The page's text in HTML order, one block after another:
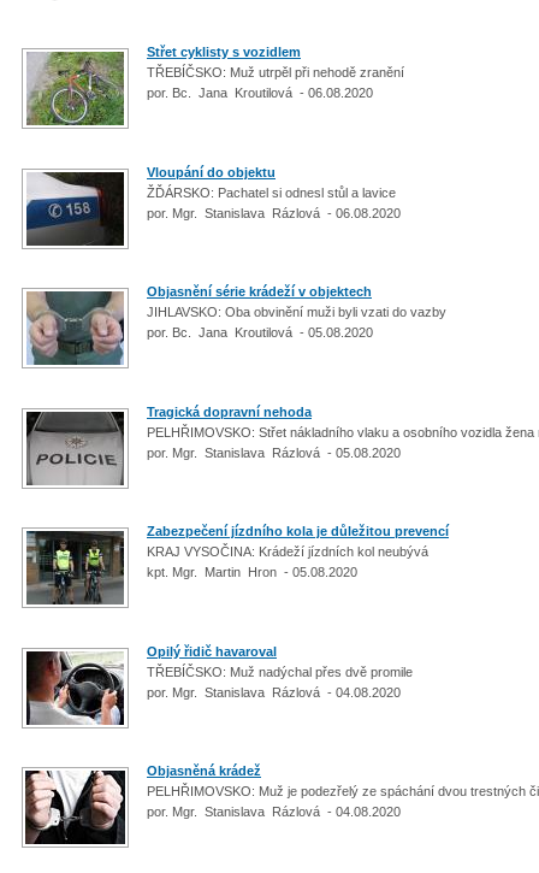
Střet cyklisty s vozidlem
TŘEBÍČSKO: Muž utrpěl při nehodě zranění
por. Bc. Jana Kroutilová - 06.08.2020
Vloupání do objektu
ŽĎÁRSKO: Pachatel si odnesl stůl a lavice
por. Mgr. Stanislava Rázlová - 06.08.2020
Objasnění série krádeží v objektech
JIHLAVSKO: Oba obvinění muži byli vzati do vazby
por. Bc. Jana Kroutilová - 05.08.2020
Tragická dopravní nehoda
PELHŘIMOVSKO: Střet nákladního vlaku a osobního vozidla
por. Mgr. Stanislava Rázlová - 05.08.2020
Zabezpečení jízdního kola je důležitou prevencí
KRAJ VYSOČINA: Krádeží jízdních kol neubývá
kpt. Mgr. Martin Hron - 05.08.2020
Opilý řidič havaroval
TŘEBÍČSKO: Muž nadýchal přes dvě promile
por. Mgr. Stanislava Rázlová - 04.08.2020
Objasněná krádež
PELHŘIMOVSKO: Muž je podezřelý ze spáchání dvou trestných
por. Mgr. Stanislava Rázlová - 04.08.2020